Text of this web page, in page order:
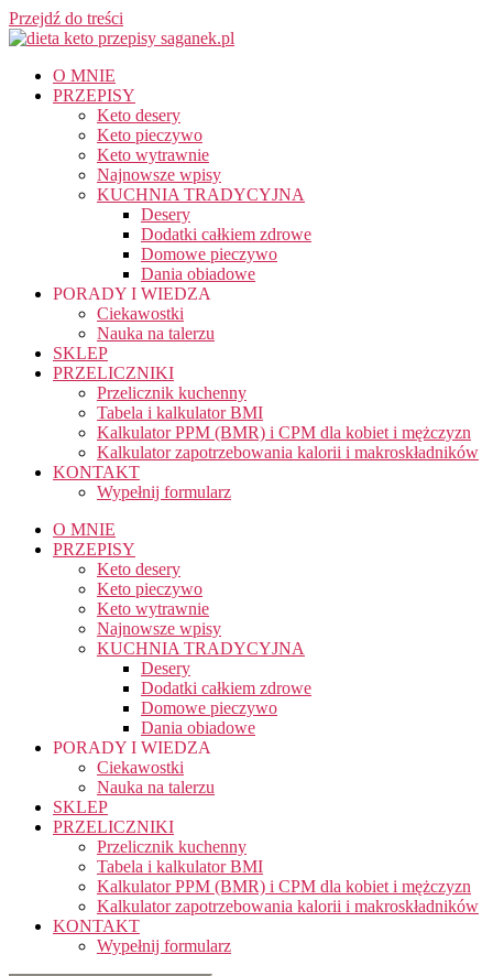
Przejdź do treści
O MNIE
PRZEPISY
Keto desery
Keto pieczywo
Keto wytrawnie
Najnowsze wpisy
KUCHNIA TRADYCYJNA
Desery
Dodatki całkiem zdrowe
Domowe pieczywo
Dania obiadowe
PORADY I WIEDZA
Ciekawostki
Nauka na talerzu
SKLEP
PRZELICZNIKI
Przelicznik kuchenny
Tabela i kalkulator BMI
Kalkulator PPM (BMR) i CPM dla kobiet i mężczyzn
Kalkulator zapotrzebowania kalorii i makroskładników
KONTAKT
Wypełnij formularz
O MNIE
PRZEPISY
Keto desery
Keto pieczywo
Keto wytrawnie
Najnowsze wpisy
KUCHNIA TRADYCYJNA
Desery
Dodatki całkiem zdrowe
Domowe pieczywo
Dania obiadowe
PORADY I WIEDZA
Ciekawostki
Nauka na talerzu
SKLEP
PRZELICZNIKI
Przelicznik kuchenny
Tabela i kalkulator BMI
Kalkulator PPM (BMR) i CPM dla kobiet i mężczyzn
Kalkulator zapotrzebowania kalorii i makroskładników
KONTAKT
Wypełnij formularz